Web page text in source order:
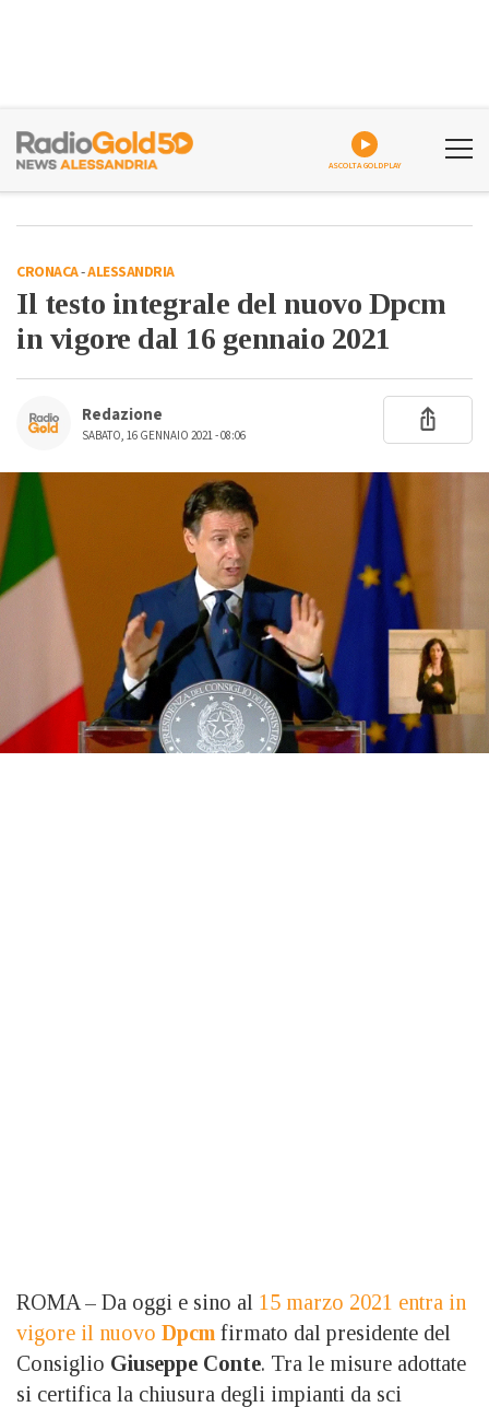
ASCOLTA GOLDPLAY
CRONACA-ALESSANDRIA
Il testo integrale del nuovo Dpcm
in vigore dal 16 gennaio 2021
Redazione
SABATO, 16 GENNAIO 2021 - 08:06
ROMA – Da oggi e sino al 15 marzo 2021 entra in
vigore il nuovo Dpcm firmato dal presidente del
Consiglio Giuseppe Conte. Tra le misure adottate
si certifica la chiusura degli impianti da sci